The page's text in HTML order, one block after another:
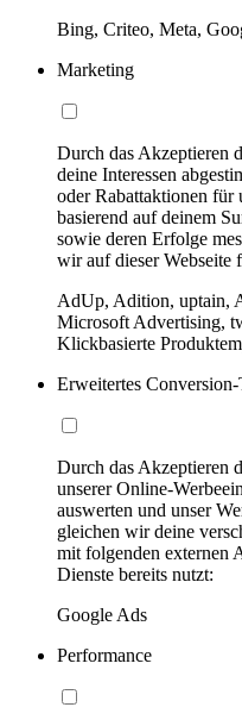
Bing, Criteo, Meta,
Marketing
Durch das Akzeptieren
deine Interessen
oder Rabattaktionen für
basierend auf deinem
sowie deren Erfolge
wir auf dieser Webseite
AdUp, Adition, uptain,
Microsoft Advertising,
Klickbasierte
Erweitertes
Durch das Akzeptieren
unserer Online-
auswerten und unser
gleichen wir deine
mit folgenden externen
Dienste bereits nutzt:
Google Ads
Performance